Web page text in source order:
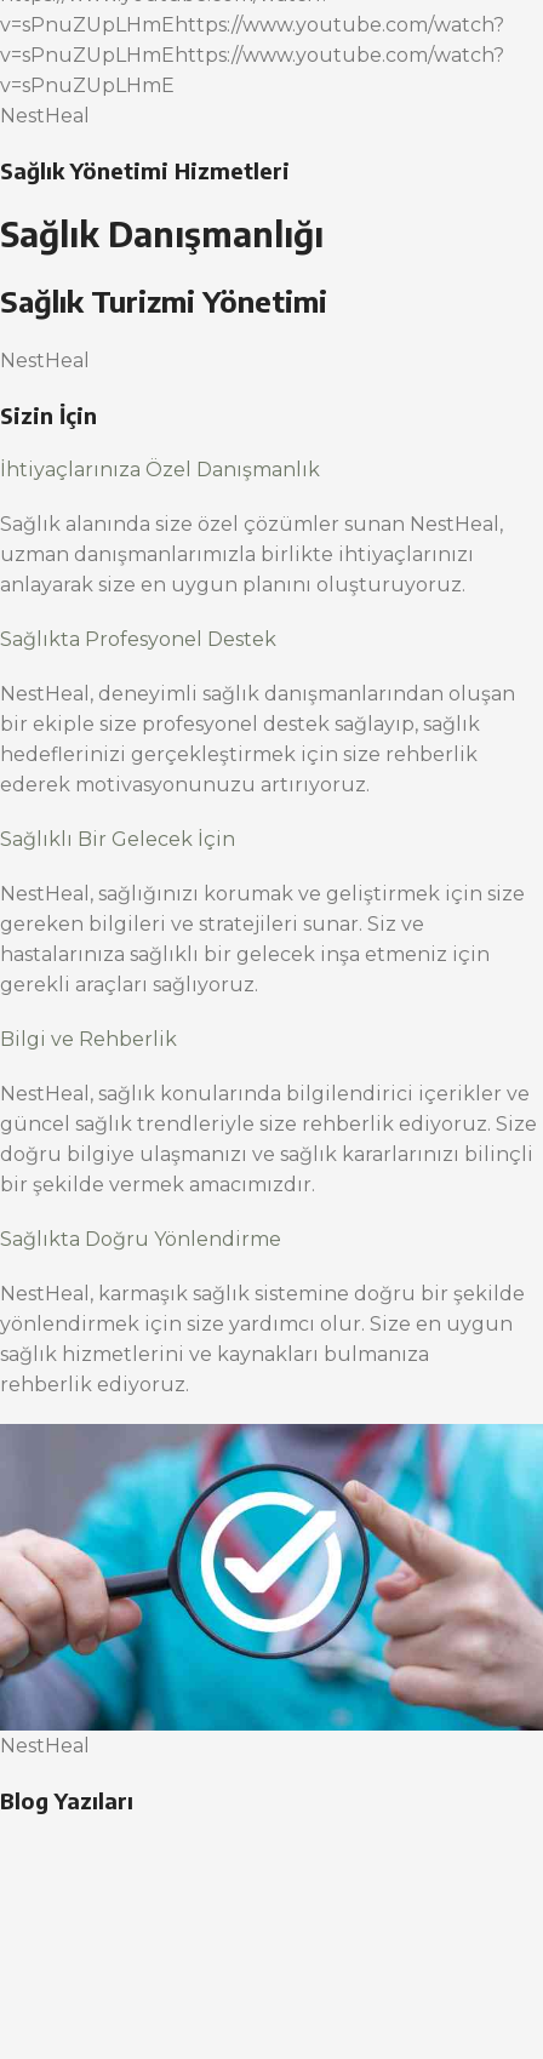
v=sPnuZUpLHmEhttps://www.youtube.com/watch?
v=sPnuZUpLHmEhttps://www.youtube.com/watch?
v=sPnuZUpLHmE
NestHeal
Sağlık Yönetimi Hizmetleri
Sağlık Danışmanlığı
Sağlık Turizmi Yönetimi
NestHeal
Sizin İçin
İhtiyaçlarınıza Özel Danışmanlık
Sağlık alanında size özel çözümler sunan NestHeal,
uzman danışmanlarımızla birlikte ihtiyaçlarınızı
anlayarak size en uygun planını oluşturuyoruz.
Sağlıkta Profesyonel Destek
NestHeal, deneyimli sağlık danışmanlarından oluşan
bir ekiple size profesyonel destek sağlayıp, sağlık
hedeflerinizi gerçekleştirmek için size rehberlik
ederek motivasyonunuzu artırıyoruz.
Sağlıklı Bir Gelecek İçin
NestHeal, sağlığınızı korumak ve geliştirmek için size
gereken bilgileri ve stratejileri sunar. Siz ve
hastalarınıza sağlıklı bir gelecek inşa etmeniz için
gerekli araçları sağlıyoruz.
Bilgi ve Rehberlik
NestHeal, sağlık konularında bilgilendirici içerikler ve
güncel sağlık trendleriyle size rehberlik ediyoruz. Size
doğru bilgiye ulaşmanızı ve sağlık kararlarınızı bilinçli
bir şekilde vermek amacımızdır.
Sağlıkta Doğru Yönlendirme
NestHeal, karmaşık sağlık sistemine doğru bir şekilde
yönlendirmek için size yardımcı olur. Size en uygun
sağlık hizmetlerini ve kaynakları bulmanıza
rehberlik ediyoruz.
NestHeal
Blog Yazıları